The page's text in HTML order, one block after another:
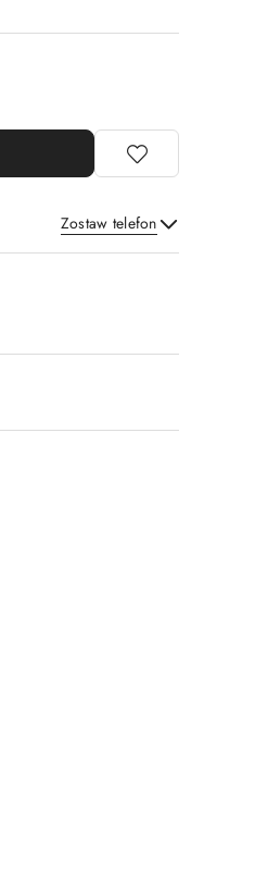
Zostaw telefon
Wyślij